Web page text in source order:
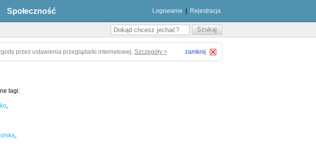
Społeczność Logowanie Rejestracja
przez ustawienia przeglądarki internetowej. Szczegóły > zamknij
tagi:
,
,